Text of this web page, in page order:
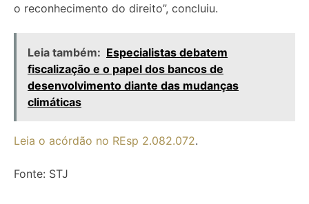
o reconhecimento do direito”, concluiu.
Leia também: Especialistas debatem
fiscalização e o papel dos bancos de
desenvolvimento diante das mudanças
climáticas
Leia o acórdão no REsp 2.082.072.
Fonte: STJ